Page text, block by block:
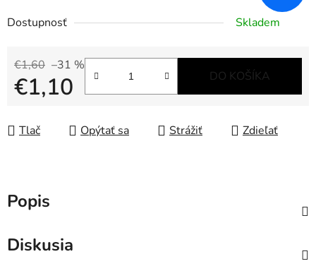
Dostupnosť Skladem
€1,60 –31 %
€1,10 DO KOŠÍKA
Tlač Opýtať sa Strážiť Zdieľať
Popis
Diskusia